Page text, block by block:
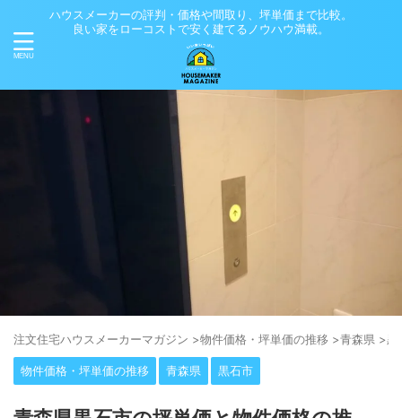
ハウスメーカーの評判・価格や間取り、坪単価まで比較。
良い家をローコストで安く建てるノウハウ満載。
注⽂住宅ハウスメーカーマガジン >物件価格・坪単価の推移 >青森県 >黒
物件価格・坪単価の推移 青森県 黒石市